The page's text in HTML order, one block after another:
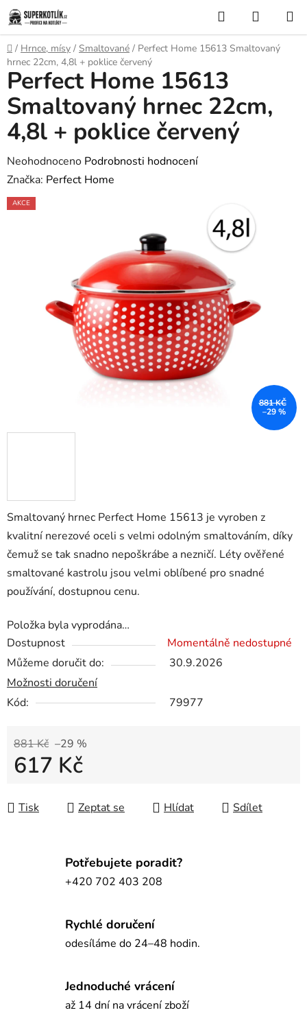
Přejít
na
obsah
Hledat
KOŠÍK
Domů
/ Hrnce, mísy / Smaltované / Perfect Home 15613 Smaltovaný
hrnec 22cm, 4,8l + poklice červený
Smaltovaný hrnec Perfect Home 15613 je vyroben z
kvalitní nerezové oceli s velmi odolným smaltováním, díky
čemuž se tak snadno nepoškrábe a nezničí. Léty ověřené
smaltované kastrolu jsou velmi oblíbené pro snadné
používání, dostupnou cenu.
Položka byla vyprodána…
Dostupnost
Momentálně nedostupné
Můžeme doručit do:
30.9.2026
Možnosti doručení
Kód:
79977
881 Kč –29 %
617 Kč
Tisk
Zeptat se Hlídat Sdílet
Perfect Home 15613
Smaltovaný hrnec 22cm,
4,8l + poklice červený
Průměrné
hodnocení
produktu
Neohodnoceno Podrobnosti hodnocení
Značka: Perfect Home
AKCE
881 KČ
–29 %
Potřebujete poradit?
+420 702 403 208
Rychlé doručení
odesíláme do 24–48 hodin.
Jednoduché vrácení
až 14 dní na vrácení zboží